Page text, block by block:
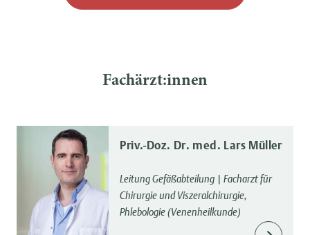
Fachärzt:innen
Priv.-Doz. Dr. med. Lars Müller
Leitung Gefäßabteilung | Facharzt für
Chirurgie und Viszeralchirurgie,
Phlebologie (Venenheilkunde)